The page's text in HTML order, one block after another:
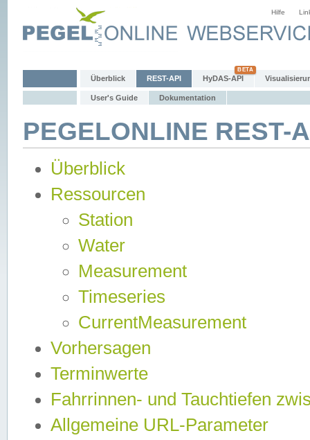
Hilfe
Überblick REST-API HyDAS-API
User's Guide Dokumentation
PEGELONLINE
Überblick
Ressourcen
Station
Water
Measurement
Timeseries
CurrentMeasurement
Vorhersagen
Terminwerte
Fahrrinnen- und Tauchtiefen
Allgemeine URL-Parameter